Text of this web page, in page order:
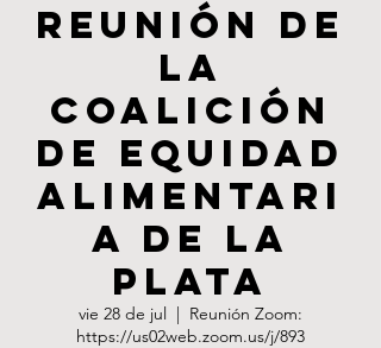
Reunión de
la
Coalición
de Equidad
Alimentari
a de La
Plata
vie 28 de jul
  |
Reunión Zoom:
https://us02web.zoom.us/j/893